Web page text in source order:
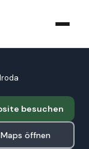
besuchen
öffnen